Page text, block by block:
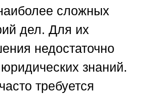
сложных
дел. Для их
недостаточно
знаний.
требуется